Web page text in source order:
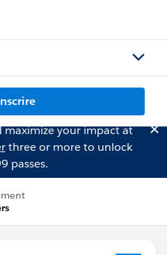
maximize your impact at
three or more to unlock
passes.